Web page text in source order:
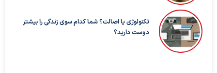
تکنولوژی یا اصالت؟ شما کدام سوی زندگی را بیشتر
دوست دارید؟